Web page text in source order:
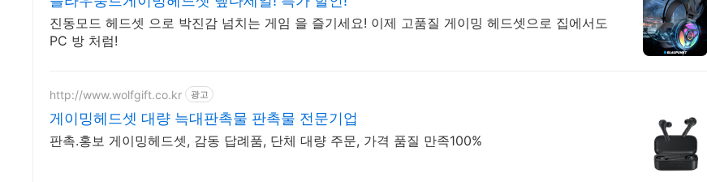
진동모드 헤드셋 으로 박진감 넘치는 게임 을 즐기세요! 이제 고품질 게이밍 헤드셋으로 집에서도
PC 방 처럼!
http://www.wolfgift.co.kr 광고
게이밍헤드셋 대량 늑대판촉물 판촉물 전문기업
판촉.홍보 게이밍헤드셋, 감동 답례품, 단체 대량 주문, 가격 품질 만족100%